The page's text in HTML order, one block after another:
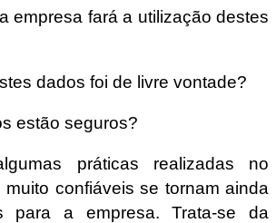
empresa fará a utilização destes
dados foi de livre vontade?
estão seguros?
práticas realizadas no
confiáveis se tornam ainda
para a empresa. Trata-se da